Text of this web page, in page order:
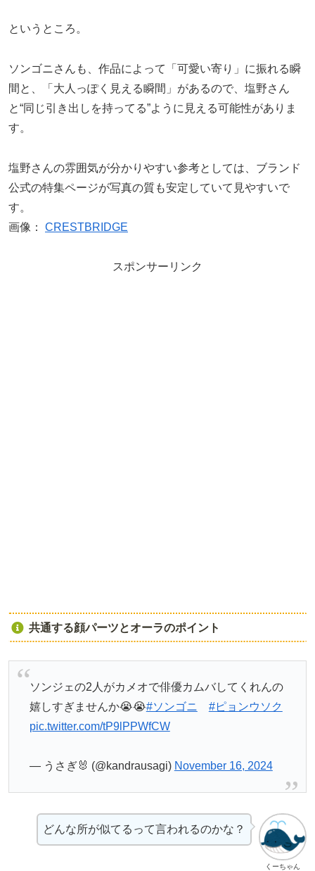
というところ。
ソンゴニさんも、作品によって「可愛い寄り」に振れる瞬
間と、「大人っぽく見える瞬間」があるので、塩野さん
と“同じ引き出しを持ってる”ように見える可能性がありま
す。
塩野さんの雰囲気が分かりやすい参考としては、ブランド
公式の特集ページが写真の質も安定していて見やすいで
す。
画像： CRESTBRIDGE
スポンサーリンク
共通する顔パーツとオーラのポイント
ソンジェの2人がカメオで俳優カムバしてくれんの
嬉しすぎませんか😭😭#ソンゴニ
#ピョンウソク
pic.twitter.com/tP9lPPWfCW
— うさぎ🐰 (@kandrausagi) November 16, 2024
くーちゃん
どんな所が似てるって言われるのかな？